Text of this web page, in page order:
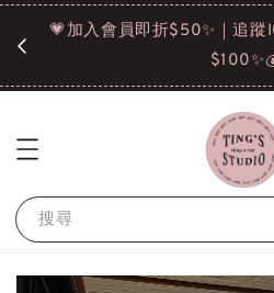
選
💗加入會員即折$50✨｜追蹤
搜尋